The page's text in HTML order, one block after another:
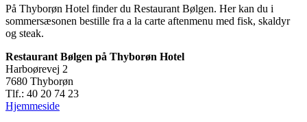
På Thyborøn Hotel finder du Restaurant Bølgen. Her kan du i
sommersæsonen bestille fra a la carte aftenmenu med fisk, skaldyr
og steak.
Restaurant Bølgen på Thyborøn Hotel
Harboørevej 2
7680 Thyborøn
Tlf.: 40 20 74 23
Hjemmeside